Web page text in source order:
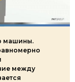
машины.
между